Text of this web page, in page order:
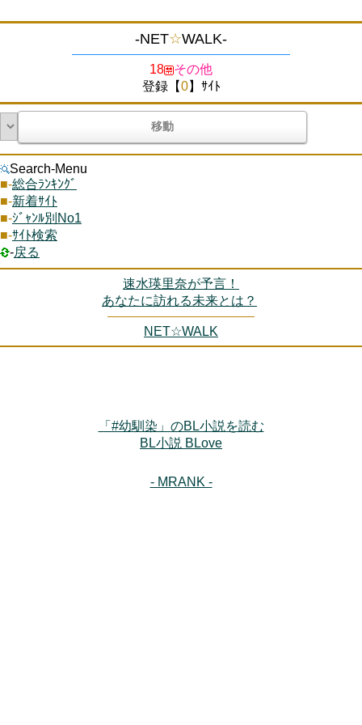
-NET☆WALK-
18
その他
登録【0】ｻｲﾄ
Search-Menu
■-総合ﾗﾝｷﾝｸﾞ
■-新着ｻｲﾄ
■-ｼﾞｬﾝﾙ別No1
■-ｻｲﾄ検索
‐戻る
速水瑛里奈が予言！
あなたに訪れる未来とは？
NET☆WALK
「#幼馴染」のBL小説を読む
BL小説 BLove
- MRANK -